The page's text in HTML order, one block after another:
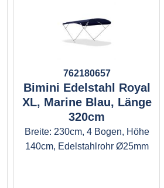
762180657
Bimini Edelstahl Royal
XL, Marine Blau, Länge
320cm
Breite: 230cm, 4 Bogen, Höhe
140cm, Edelstahlrohr Ø25mm